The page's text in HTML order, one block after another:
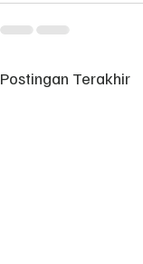
Postingan Terakhir